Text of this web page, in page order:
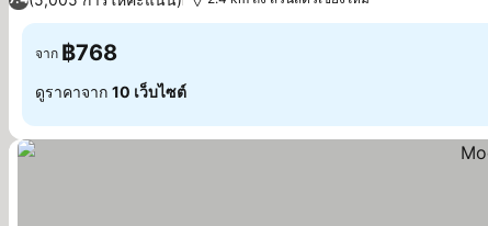
จาก ฿768
ดูราคาจาก 10 เว็บไซต์